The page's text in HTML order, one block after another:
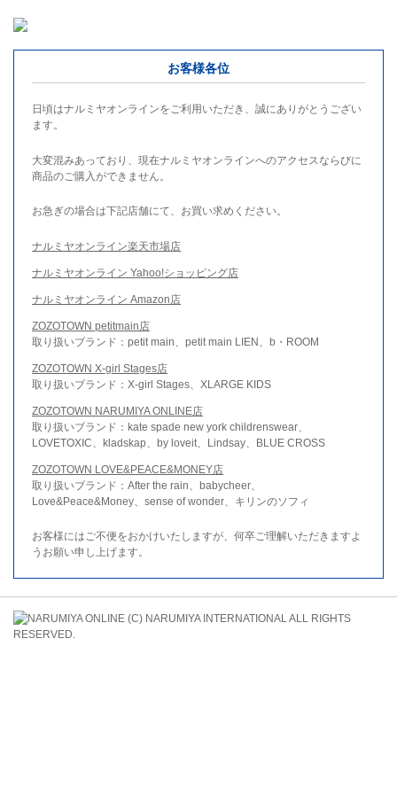
お客様各位
日頃はナルミヤオンラインをご利用いただき、誠にありがとうござい
ます。
大変混みあっており、現在ナルミヤオンラインへのアクセスならびに
商品のご購入ができません。
お急ぎの場合は下記店舗にて、お買い求めください。
ナルミヤオンライン楽天市場店
ナルミヤオンライン Yahoo!ショッピング店
ナルミヤオンライン Amazon店
ZOZOTOWN petitmain店
取り扱いブランド：petit main、petit main LIEN、b・ROOM
ZOZOTOWN X-girl Stages店
取り扱いブランド：X-girl Stages、XLARGE KIDS
ZOZOTOWN NARUMIYA ONLINE店
取り扱いブランド：kate spade new york childrenswear、
LOVETOXIC、kladskap、by loveit、Lindsay、BLUE CROSS
ZOZOTOWN LOVE&PEACE&MONEY店
取り扱いブランド：After the rain、babycheer、
Love&Peace&Money、sense of wonder、キリンのソフィ
お客様にはご不便をおかけいたしますが、何卒ご理解いただきますよ
うお願い申し上げます。